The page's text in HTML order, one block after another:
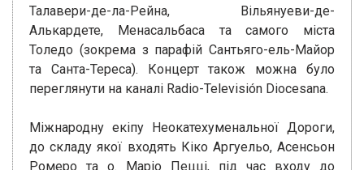
Талавери-де-ла-Рейна, Вільянуеви-де-
Алькардете, Менасальбаса та самого міста
Толедо (зокрема з парафій Сантьяго-ель-Майор
та Санта-Тереса). Концерт також можна було
переглянути на каналі Radio-Televisión Diocesana.
Міжнародну екіпу Неокатехуменальної Дороги,
до складу якої входять Кіко Аргуельо, Асенсьон
Ромеро та о. Маріо Пецці, під час входу до